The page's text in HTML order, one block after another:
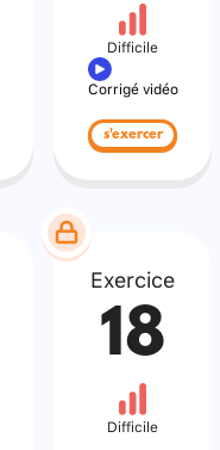
Difficile
Corrigé vidéo
s'exercer
Exercice
18
Difficile